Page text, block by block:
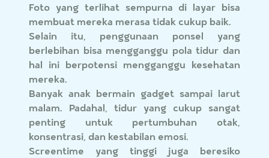
Foto yang terlihat sempurna di layar bisa
membuat mereka merasa tidak cukup baik.
Selain itu, penggunaan ponsel yang
berlebihan bisa mengganggu pola tidur dan
hal ini berpotensi mengganggu kesehatan
mereka.
Banyak anak bermain gadget sampai larut
malam. Padahal, tidur yang cukup sangat
penting untuk pertumbuhan otak,
konsentrasi, dan kestabilan emosi.
Screentime yang tinggi juga beresiko